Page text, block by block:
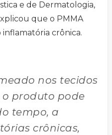
e de Dermatologia,
que o PMMA
crônica.
nos tecidos
produto pode
tempo, a
crônicas,